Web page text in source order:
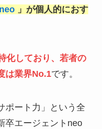
」 が個人的におす
化しており、若者の
は業界No.1です。
ポート力」という全
卒エージェントneo